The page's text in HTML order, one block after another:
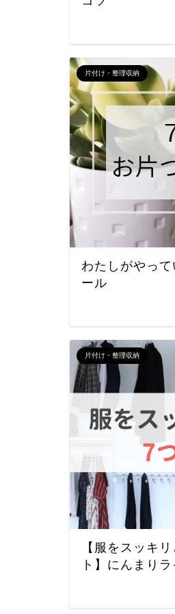
片付け・整理収納
わたしがやっ
ール
片付け・整理収納
【服をスッキ
ト】にんまり